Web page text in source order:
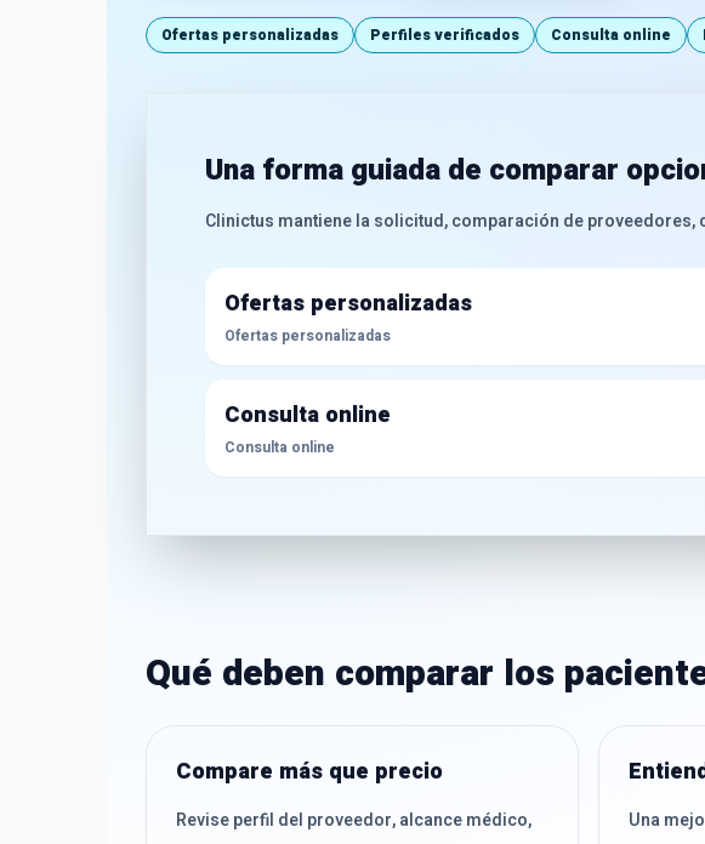
Ofertas personalizadas Perfiles verificados Consulta online
Una forma guiada de comparar
Clinictus mantiene la solicitud, comparación de
Ofertas personalizadas
Ofertas personalizadas
Consulta online
Consulta online
Qué deben comparar los
Compare más que precio
Revise perfil del proveedor, alcance médico,
Una